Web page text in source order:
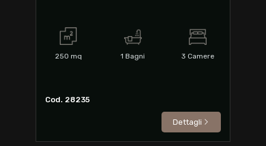
250 mq 1 Bagni 3 Camere
Cod. 28235
Dettagli